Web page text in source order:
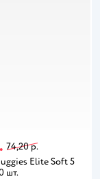
74,20 р.
Elite Soft 5
шт.